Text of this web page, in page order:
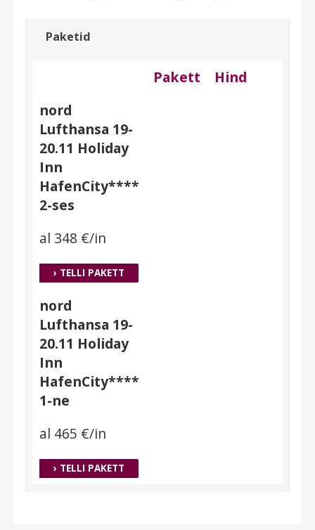
Paketid
Pakett
Hind
nord
Lufthansa 19-
20.11 Holiday
Inn
HafenCity****
2-ses
al 348 €/in
› TELLI PAKETT
nord
Lufthansa 19-
20.11 Holiday
Inn
HafenCity****
1-ne
al 465 €/in
› TELLI PAKETT